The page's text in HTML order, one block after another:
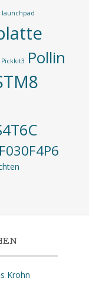
launchpad
Pickkit3 Pollin
Krohn